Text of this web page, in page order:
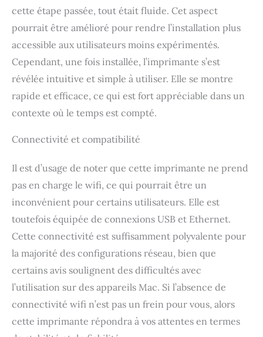
cette étape passée, tout était fluide. Cet aspect
pourrait être amélioré pour rendre l’installation plus
accessible aux utilisateurs moins expérimentés.
Cependant, une fois installée, l’imprimante s’est
révélée intuitive et simple à utiliser. Elle se montre
rapide et efficace, ce qui est fort appréciable dans un
contexte où le temps est compté.
Connectivité et compatibilité
Il est d’usage de noter que cette imprimante ne prend
pas en charge le wifi, ce qui pourrait être un
inconvénient pour certains utilisateurs. Elle est
toutefois équipée de connexions USB et Ethernet.
Cette connectivité est suffisamment polyvalente pour
la majorité des configurations réseau, bien que
certains avis soulignent des difficultés avec
l’utilisation sur des appareils Mac. Si l’absence de
connectivité wifi n’est pas un frein pour vous, alors
cette imprimante répondra à vos attentes en termes